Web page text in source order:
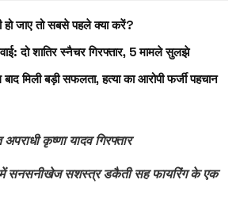
हो जाए तो सबसे पहले क्या करें?
दो शातिर स्नैचर गिरफ्तार, 5 मामले सुलझे
मिली बड़ी सफलता, हत्या का आरोपी फर्जी पहचान
कृष्णा यादव गिरफ्तार
में सनसनीखेज सशस्त्र डकैती सह फायरिंग के एक